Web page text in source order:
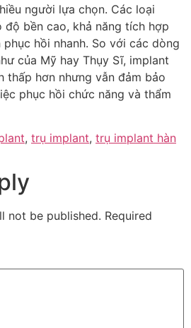
người lựa chọn. Các loại
bền cao, khả năng tích hợp
hồi nhanh. So với các dòng
của Mỹ hay Thụy Sĩ, implant
thấp hơn nhưng vẫn đảm bảo
phục hồi chức năng và thẩm
, trụ implant, trụ implant hàn
not be published. Required